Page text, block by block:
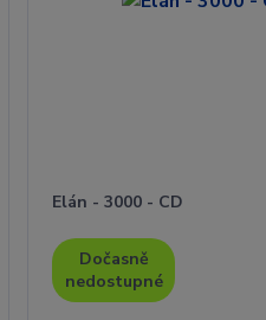
Elán - 3000 - CD
Dočasně
nedostupné